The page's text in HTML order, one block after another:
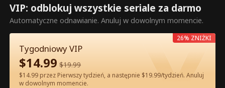
To są płatne odcinki. Odblokuj,
aby oglądać.
60
VIP: odblokuj wszystkie seriale za darmo
Automatyczne odnawianie. Anuluj w dowolnym momencie.
Tygodniowy VIP
$14.99 $19.99
$14.99 przez Pierwszy tydzień, a następnie $19.99/tydzień. Anuluj
w dowolnym momencie.
26% ZNIŻKI